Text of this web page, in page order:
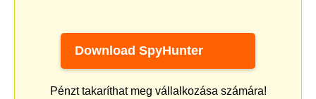
Download SpyHunter
Pénzt takaríthat meg vállalkozása számára!